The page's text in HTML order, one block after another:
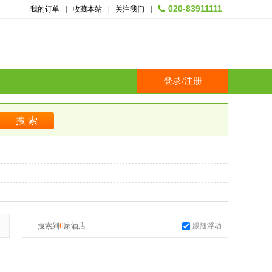
我的订单 收藏本站 关注我们 020-83911111
登录/注册
搜索到 6家酒店 跟随浮动